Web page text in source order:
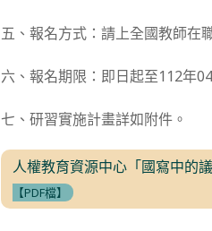
五、報名方式：請上全國教師在
六、報名期限：即日起至112年
七、研習實施計畫詳如附件。
人權教育資源中心「國寫中的
【PDF檔】